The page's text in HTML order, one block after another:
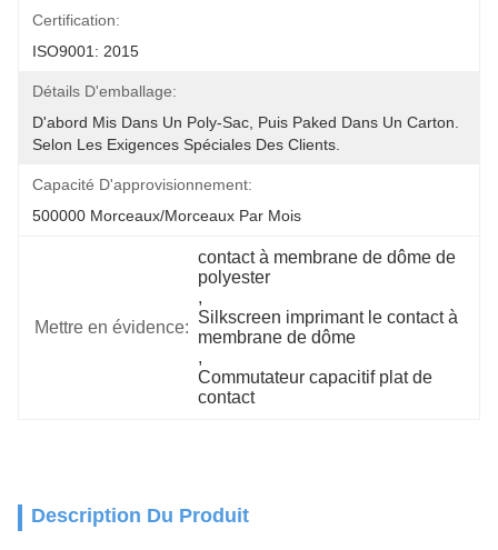
Certification:
ISO9001: 2015
Détails D'emballage:
D'abord Mis Dans Un Poly-Sac, Puis Paked Dans Un Carton.
Selon Les Exigences Spéciales Des Clients.
Capacité D'approvisionnement:
500000 Morceaux/morceaux Par Mois
Mettre en évidence:
contact à membrane de dôme de
polyester
,
Silkscreen imprimant le contact à
membrane de dôme
,
Commutateur capacitif plat de
contact
Description Du Produit